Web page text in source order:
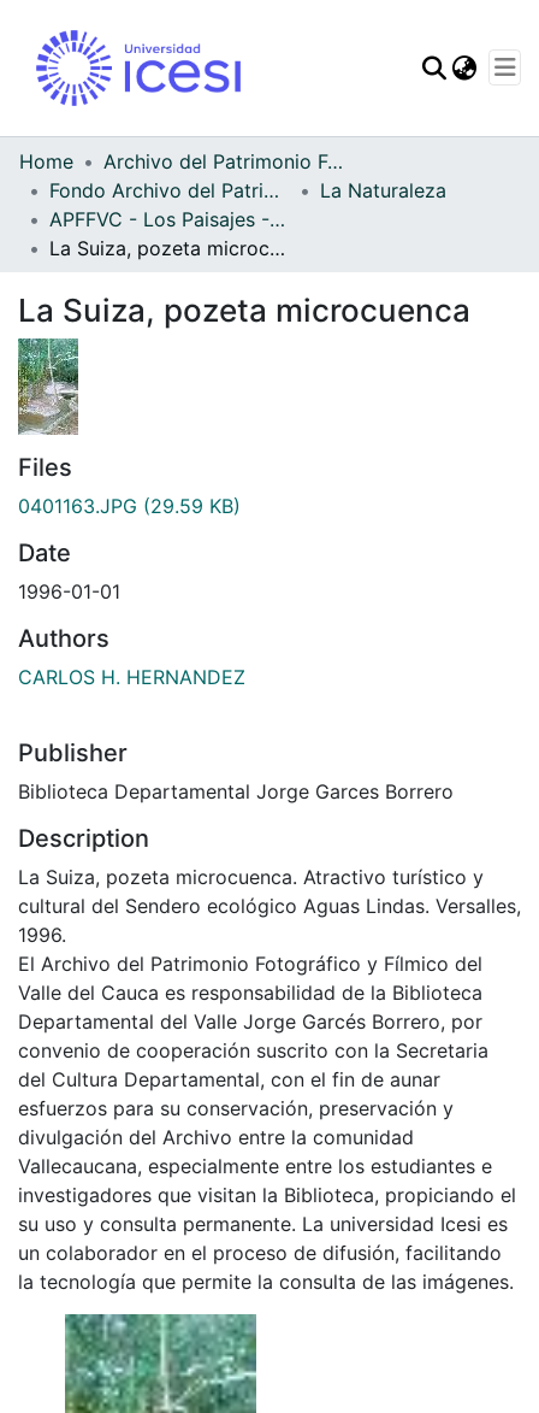
Statistics
Home
Archivo del Patrimonio Fotográfico y Fílmico del Valle del Cauca
Fondo Archivo del Patrimonio Fotográfico y Fílmico del Valle del Cauca
La Naturaleza
APFFVC - Los Paisajes - Patrimonial
La Suiza, pozeta microcuenca
La Suiza, pozeta microcuenca
Files
0401163.JPG (29.59 KB)
Date
1996-01-01
Authors
CARLOS H. HERNANDEZ
Publisher
Biblioteca Departamental Jorge Garces Borrero
Description
La Suiza, pozeta microcuenca. Atractivo turí­stico y
cultural del Sendero ecológico Aguas Lindas. Versalles,
1996.
El Archivo del Patrimonio Fotográfico y Fílmico del
Valle del Cauca es responsabilidad de la Biblioteca
Departamental del Valle Jorge Garcés Borrero, por
convenio de cooperación suscrito con la Secretaria
del Cultura Departamental, con el fin de aunar
esfuerzos para su conservación, preservación y
divulgación del Archivo entre la comunidad
Vallecaucana, especialmente entre los estudiantes e
investigadores que visitan la Biblioteca, propiciando el
su uso y consulta permanente. La universidad Icesi es
un colaborador en el proceso de difusión, facilitando
la tecnología que permite la consulta de las imágenes.